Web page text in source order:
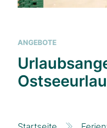
ANGEBOTE